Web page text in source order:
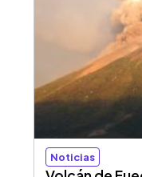
Noticias